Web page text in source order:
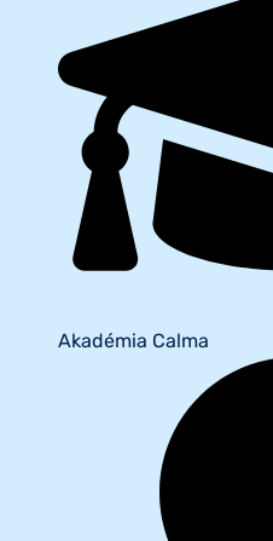
Akadémia Calma